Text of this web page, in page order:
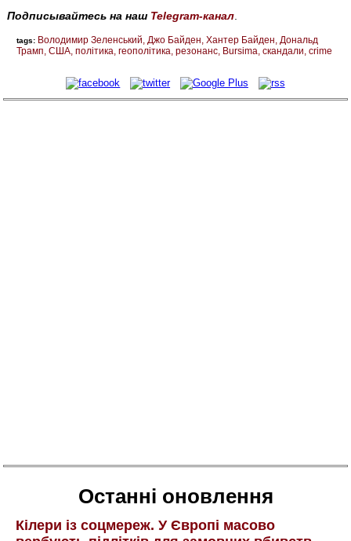
Подписывайтесь на наш Telegram-канал
tags: Володимир Зеленський Джо Байден Хантер Байден Дональд
Трамп США політика геополітика резонанс Bursima скандали crime
Останні оновлення
Кілери із соцмереж. У Європі масово